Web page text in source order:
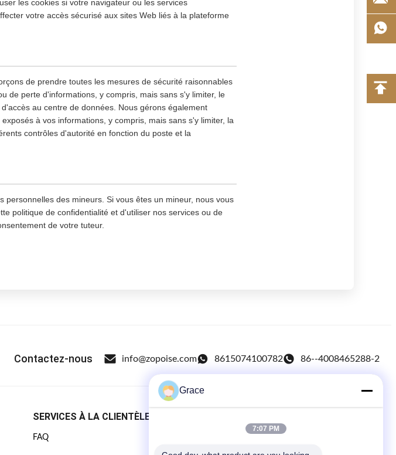
les cookies si votre navigateur ou les services
votre accès sécurisé aux sites Web liés à la plateforme
de prendre toutes les mesures de sécurité raisonnables
de perte d'informations, y compris, mais sans s'y limiter, le
au centre de données. Nous gérons également
à vos informations, y compris, mais sans s'y limiter, la
contrôles d'autorité en fonction du poste et la
des mineurs. Si vous êtes un mineur, nous vous
politique de confidentialité et d'utiliser nos services ou de
de votre tuteur.
Contactez-nous info@zopoise.com 8615074100782 86--4008465288-2
SERVICES À LA CLIENTÈLE
FAQ
Grace
7:07 PM